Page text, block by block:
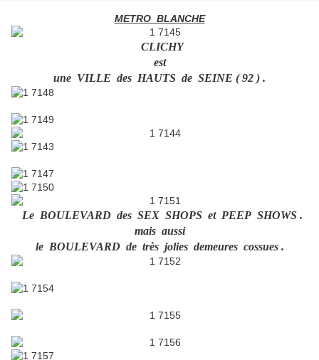
METRO BLANCHE
CLICHY
est
une VILLE des HAUTS de SEINE ( 92 ) .
Le BOULEVARD des SEX SHOPS et PEEP SHOWS .
mais aussi
le BOULEVARD de très jolies demeures cossues .